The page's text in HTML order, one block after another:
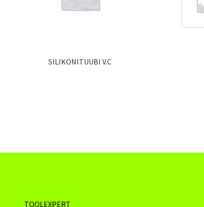
SILIKONITUUBI V.C
TOOLEXPERT